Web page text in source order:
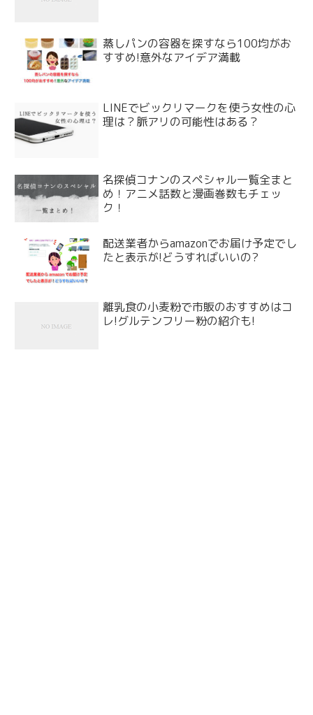
蒸しパンの容器を探すなら100均がお
すすめ!意外なアイデア満載
LINEでビックリマークを使う女性の心
理は？脈アリの可能性はある？
名探偵コナンのスペシャル一覧全まと
め！アニメ話数と漫画巻数もチェッ
ク！
配送業者からamazonでお届け予定でし
たと表示が!どうすればいいの?
離乳食の小麦粉で市販のおすすめはコ
レ!グルテンフリー粉の紹介も!